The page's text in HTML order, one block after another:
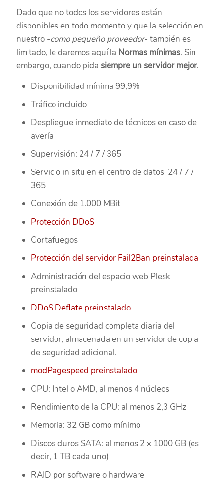
Dado que no todos los servidores están
disponibles en todo momento y que la selección en
nuestro -como pequeño proveedor- también es
limitado, le daremos aquí la Normas mínimas. Sin
embargo, cuando pida siempre un servidor mejor.
Disponibilidad mínima 99,9%
Tráfico incluido
Despliegue inmediato de técnicos en caso de
avería
Supervisión: 24 / 7 / 365
Servicio in situ en el centro de datos: 24 / 7 /
365
Conexión de 1.000 MBit
Protección DDoS
Cortafuegos
Protección del servidor Fail2Ban preinstalada
Administración del espacio web Plesk
preinstalado
DDoS Deflate preinstalado
Copia de seguridad completa diaria del
servidor, almacenada en un servidor de copia
de seguridad adicional.
modPagespeed preinstalado
CPU: Intel o AMD, al menos 4 núcleos
Rendimiento de la CPU: al menos 2,3 GHz
Memoria: 32 GB como mínimo
Discos duros SATA: al menos 2 x 1000 GB (es
decir, 1 TB cada uno)
RAID por software o hardware